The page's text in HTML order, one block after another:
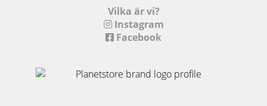
Vilka är vi?
Instagram
Facebook